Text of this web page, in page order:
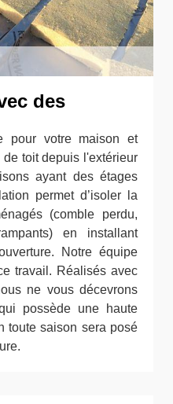
des
pour votre maison et
toit depuis l'extérieur
ayant des étages
permet d’isoler la
(comble perdu,
en installant
Notre équipe
travail. Réalisés avec
ne vous décevrons
possède une haute
toute saison sera posé